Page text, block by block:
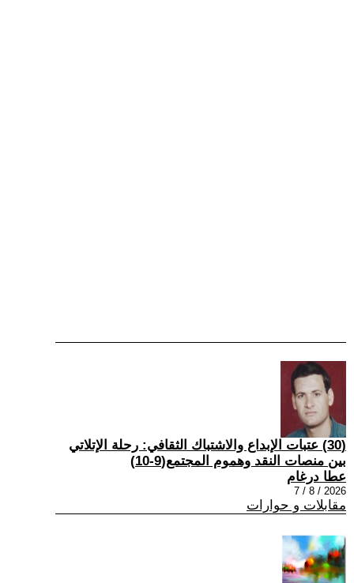
(30) عتبات الإبداع والاشتباك الثقافي: رحلة الإتلاتي
بين منصات النقد وهموم المجتمع(9-10)
عطا درغام
2026 / 8 / 7
مقابلات و حوارات